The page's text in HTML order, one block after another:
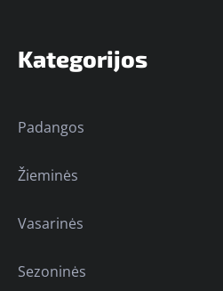
Kategorijos
Padangos
Žieminės
Vasarinės
Sezoninės